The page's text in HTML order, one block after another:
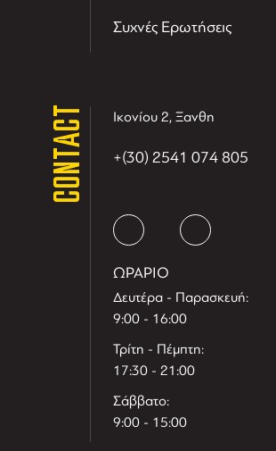
Συχνές Ερωτήσεις
CONTACT Ικονίου 2, Ξανθη
+(30) 2541 074 805
ΩΡΑΡΙΟ
Δευτέρα - Παρασκευή:
9:00 - 16:00
Τρίτη - Πέμπτη:
17:30 - 21:00
Σάββατο:
9:00 - 15:00